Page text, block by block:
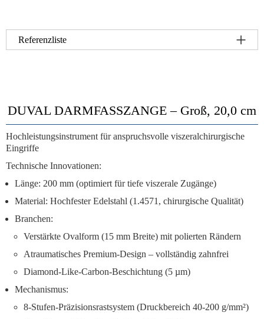
Referenzliste
DUVAL DARMFASSZANGE – Groß, 20,0 cm
Hochleistungsinstrument für anspruchsvolle viszeralchirurgische
Eingriffe
Technische Innovationen:
Länge: 200 mm (optimiert für tiefe viszerale Zugänge)
Material: Hochfester Edelstahl (1.4571, chirurgische Qualität)
Branchen:
Verstärkte Ovalform (15 mm Breite) mit polierten Rändern
Atraumatisches Premium-Design – vollständig zahnfrei
Diamond-Like-Carbon-Beschichtung (5 µm)
Mechanismus:
8-Stufen-Präzisionsrastsystem (Druckbereich 40-200 g/mm²)